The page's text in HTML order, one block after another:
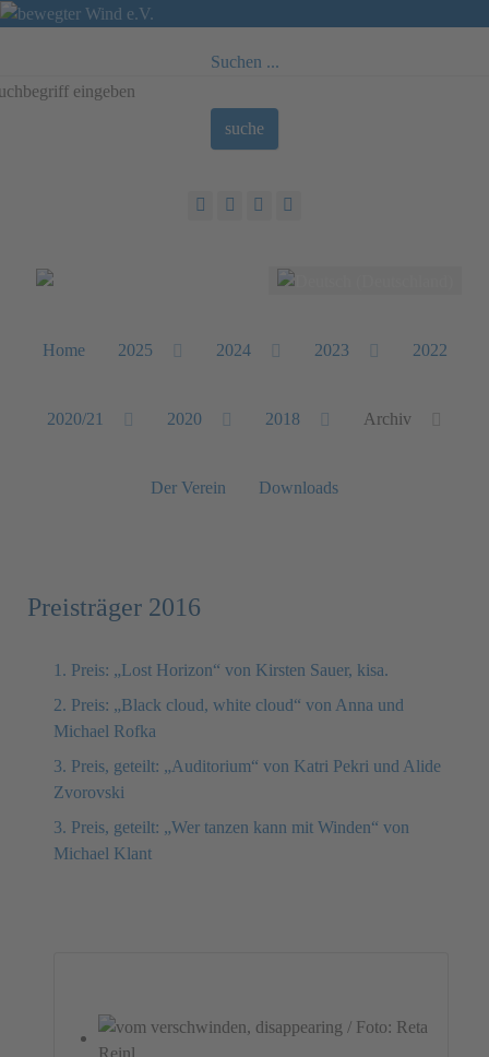
Suchen ...
suche
Sprache auswählen
Home 2025 2024 2023 2022
2020/21 2020 2018 Archiv
Der Verein Downloads
Preisträger 2016
1. Preis: „Lost Horizon“ von Kirsten Sauer, kisa.
2. Preis: „Black cloud, white cloud“ von Anna und
Michael Rofka
3. Preis, geteilt: „Auditorium“ von Katri Pekri und Alide
Zvorovski
3. Preis, geteilt: „Wer tanzen kann mit Winden“ von
Michael Klant